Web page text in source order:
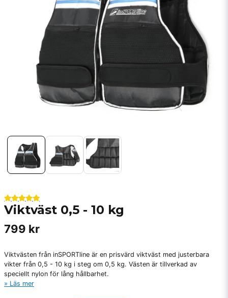
Viktväst 0,5 - 10 kg
799 kr
Viktvästen från inSPORTline är en prisvärd viktväst med justerbara
vikter från 0,5 - 10 kg i steg om 0,5 kg. Västen är tillverkad av
speciellt nylon för lång hållbarhet.
Läs mer